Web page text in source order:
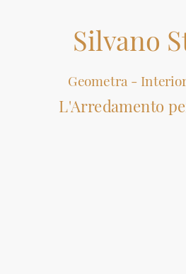
Silvano
Geometra -
L'Arredamento